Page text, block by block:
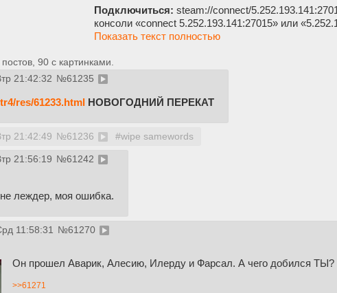
Подключиться: steam://connect/
консоли «connect 5.252.193.141:27015» или
Показать текст полностью
90 с картинками.
21:42:32 №61235
res/61233.html НОВОГОДНИЙ ПЕРЕКАТ
21:42:49 №61236 #wipe samewords
21:56:19 №61242
леждер, моя ошибка.
11:58:31 №61270
Он прошел Аварик, Алесию, Илерду и Фарсал. А чего добился ТЫ?
>>61271